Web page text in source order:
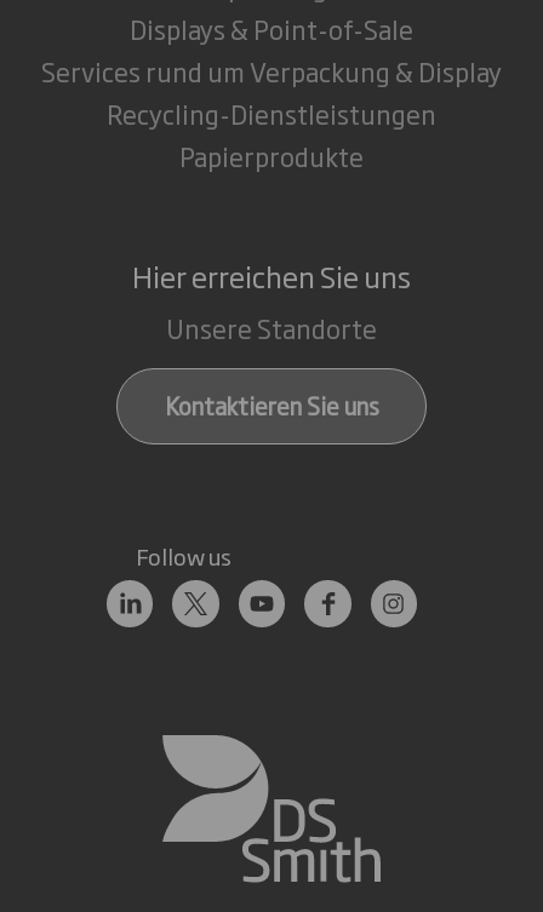
Displays & Point-of-Sale
Services rund um Verpackung & Display
Recycling-Dienstleistungen
Papierprodukte
Hier erreichen Sie uns
Unsere Standorte
Kontaktieren Sie uns
Follow us